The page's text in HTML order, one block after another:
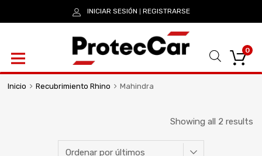
INICIAR SESIÓN REGISTRARSE
0
Inicio Recubrimiento Rhino Mahindra
Showing all 2 results